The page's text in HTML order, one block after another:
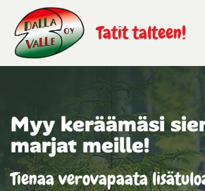
Tatit talteen!
Myy keräämäsi
marjat meille!
Tienaa verovapaata